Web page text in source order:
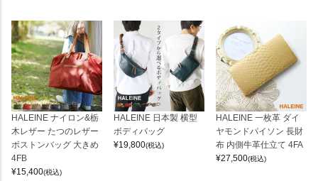
HALEINE ナイロン&栃
木レザー たつのレザー
ボストンバッグ 大きめ
4FB
¥15,400(税込)
HALEINE 日本製 横型
ボディバッグ
¥19,800(税込)
HALEINE 一枚革 ダイ
ヤモンドパイソン 長財
布 内側牛革仕立て 4FA
¥27,500(税込)